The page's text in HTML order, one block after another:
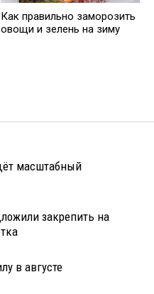
Как правильно заморозить
овощи и зелень на зиму
масштабный
закрепить на
в августе